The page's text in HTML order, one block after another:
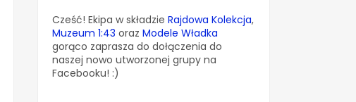
Cześć! Ekipa w składzie Rajdowa Kolekcja,
Muzeum 1:43 oraz Modele Władka
gorąco zaprasza do dołączenia do
naszej nowo utworzonej grupy na
Facebooku! :)